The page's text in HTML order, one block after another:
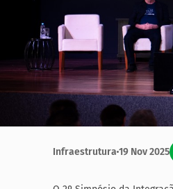
Infraestrutura 19 Nov 2025